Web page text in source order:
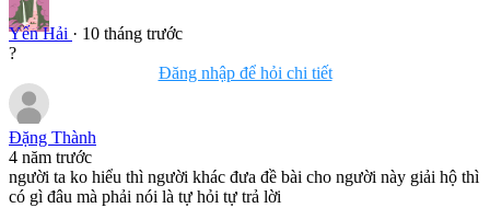
Yến Hải · 10 tháng trước
?
Đăng nhập để hỏi chi tiết
Đặng Thành
4 năm trước
người ta ko hiểu thì người khác đưa đề bài cho người này giải hộ thì
có gì đâu mà phải nói là tự hỏi tự trả lời